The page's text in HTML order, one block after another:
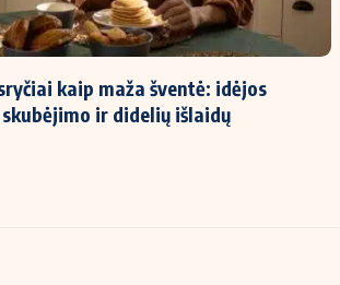
kaip maža šventė: idėjos
ir didelių išlaidų